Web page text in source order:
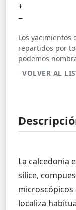
+
−
Los yacimientos
repartidos por
podemos
VOLVER AL
La calcedonia
sílice,
microscópicos
localiza